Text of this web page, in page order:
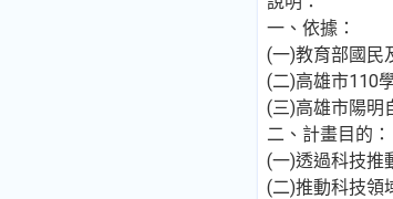
一、依據：
(一)教育部國民
(二)高雄市110
(三)高雄市陽明
二、計畫目的：
(一)透過科技推
(二)推動科技領